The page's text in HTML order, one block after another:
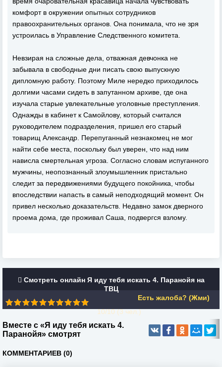
комфорт в окружении опытных сотрудников
правоохранительных органов. Она понимала, что не зря
устроилась в Управление Следственного комитета.
Невзирая на сложные дела, отважная девчонка не
забывала в свободные дни писать свою выпускную
дипломную работу. Поэтому Миле нередко приходилось
долгими часами сидеть в запутанном архиве, где она
изучала старые увлекательные уголовные преступления.
Однажды в кабинет к Самойлову, который считался
руководителем подразделения, пришел его старый
товарищ Александр. Перепуганный незнакомец не мог
найти себе места, поскольку был уверен, что над ним
нависла смертельная угроза. Согласно словам испуганного
мужчины, неопознанный злоумышленник пристально
следит за передвижениями будущего покойника, чтобы
впоследствии напасть в самый неподходящий момент. Он
привел несколько доказательств. Недавно замок дверного
проема дома, где проживал Саша, подвергся взлому.
Смотреть онлайн Я иду тебя искать 4. Паранойя на
ТВЦ
Есть жалоба? (Жми)
10/10 (3чел.)
Вместе с «Я иду тебя искать 4.
Паранойя» смотрят
КОММЕНТАРИЕВ (0)